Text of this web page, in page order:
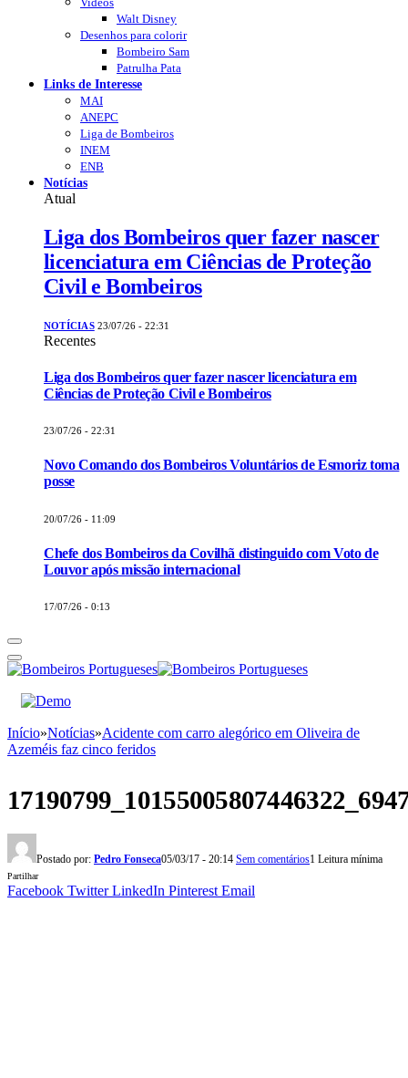
Walt Disney
Desenhos para colorir
Bombeiro Sam
Patrulha Pata
Links de Interesse
MAI
ANEPC
Liga de Bombeiros
INEM
ENB
Notícias
Atual
Liga dos Bombeiros quer fazer nascer
licenciatura em Ciências de Proteção
Civil e Bombeiros
NOTÍCIAS 23/07/26 - 22:31
Recentes
Liga dos Bombeiros quer fazer nascer licenciatura em
Ciências de Proteção Civil e Bombeiros
23/07/26 - 22:31
Novo Comando dos Bombeiros Voluntários de Esmoriz toma
posse
20/07/26 - 11:09
Chefe dos Bombeiros da Covilhã distinguido com Voto de
Louvor após missão internacional
17/07/26 - 0:13
Início»Notícias»Acidente com carro alegórico em Oliveira de
Azeméis faz cinco feridos
Postado por: Pedro Fonseca05/03/17 - 20:14 Sem comentários1 Leitura mínima
Partilhar
Facebook Twitter LinkedIn Pinterest Email